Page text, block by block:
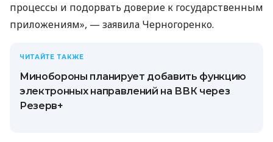
процессы и подорвать доверие к государственным
приложениям», — заявила Черногоренко.
ЧИТАЙТЕ ТАКЖЕ
Минобороны планирует добавить функцию
электронных направлений на ВВК через
Резерв+